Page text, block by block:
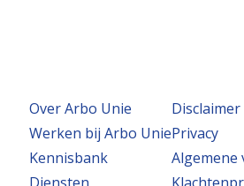
Over Arbo Unie
Werken bij Arbo Unie
Kennisbank
Disclaimer
Privacy
Algemene